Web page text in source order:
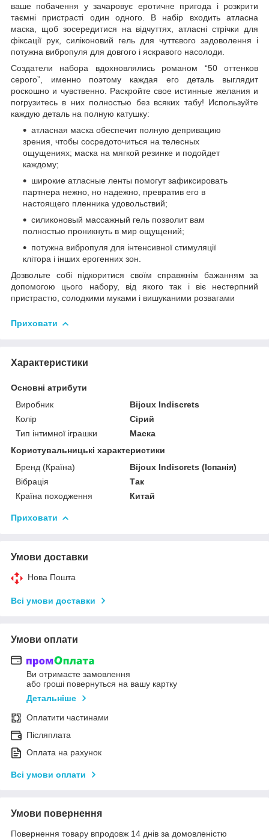
ваше побачення у зачаровує еротичне пригода і розкрити
таємні пристрасті один одного. В набір входить атласна
маска, щоб зосередитися на відчуттях, атласні стрічки для
фіксації рук, силіконовий гель для чуттєвого задоволення і
потужна вибропуля для довгого і яскравого насолоди.
Создатели набора вдохновлялись романом “50 оттенков
серого”, именно поэтому каждая его деталь выглядит
роскошно и чувственно. Раскройте свое истинные желания и
погрузитесь в них полностью без всяких табу! Используйте
каждую деталь на полную катушку:
атласная маска обеспечит полную депривацию
зрения, чтобы сосредоточиться на телесных
ощущениях; маска на мягкой резинке и подойдет
каждому;
широкие атласные ленты помогут зафиксировать
партнера нежно, но надежно, превратив его в
настоящего пленника удовольствий;
силиконовый массажный гель позволит вам
полностью проникнуть в мир ощущений;
потужна вибропуля для інтенсивної стимуляції
клітора і інших ерогенних зон.
Дозвольте собі підкоритися своїм справжнім бажанням за
допомогою цього набору, від якого так і віє нестерпний
пристрастю, солодкими муками і вишуканими розвагами
Приховати
Характеристики
Основні атрибути
Виробник
Bijoux Indiscrets
Колір
Сірий
Тип інтимної іграшки
Маска
Користувальницькі характеристики
Бренд (Країна)
Bijoux Indiscrets (Іспанія)
Вібрація
Так
Країна походження
Китай
Приховати
Умови доставки
Нова Пошта
Всі умови доставки
Умови оплати
Ви отримаєте замовлення
або гроші повернуться на вашу картку
Детальніше
Оплатити частинами
Післяплата
Оплата на рахунок
Всі умови оплати
Умови повернення
Повернення товару впродовж 14 днів за домовленістю